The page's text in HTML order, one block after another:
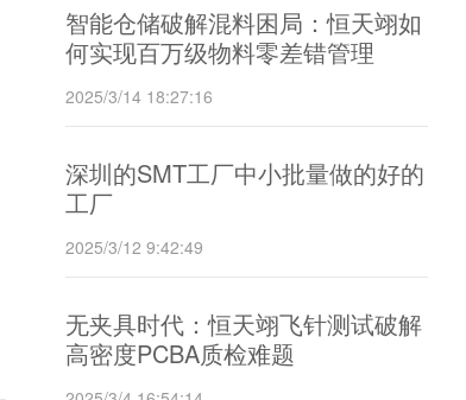
智能仓储破解混料困局：恒天翊如
何实现百万级物料零差错管理
2025/3/14 18:27:16
深圳的SMT工厂中小批量做的好的
工厂
2025/3/12 9:42:49
无夹具时代：恒天翊飞针测试破解
高密度PCBA质检难题